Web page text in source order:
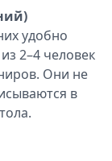
удобно
2–4 человек
Они не
в